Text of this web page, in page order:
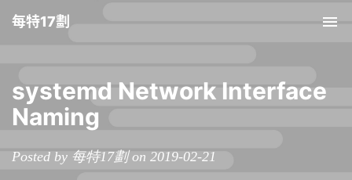
每特17劃
systemd Network Interface
Naming
Posted by 每特17劃 on 2019-02-21